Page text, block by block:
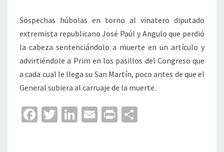
Sospechas húbolas en torno al vinatero diputado
extremista republicano José Paúl y Angulo que perdió
la cabeza sentenciándolo a muerte en un artículo y
advirtiéndole a Prim en los pasillos del Congreso que
a cada cual le llega su San Martín, poco antes de que el
General subiera al carruaje de la muerte.
Fa T
Li
E
Pr